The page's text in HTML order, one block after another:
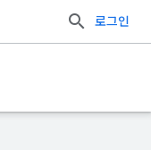
로그인